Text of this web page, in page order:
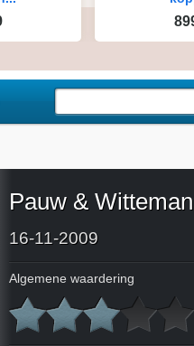
Pauw & Witteman
16-11-2009
Algemene waardering